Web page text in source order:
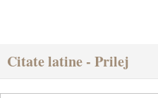
Citate latine - Prilej